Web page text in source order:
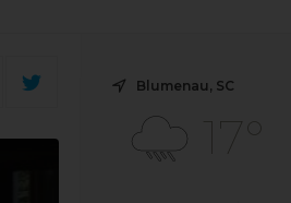
Blumenau, SC
17°